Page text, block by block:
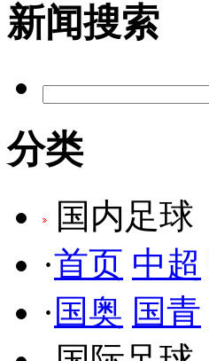
新闻搜索
分类
国内足球
·首页 中超
· 国奥 国青